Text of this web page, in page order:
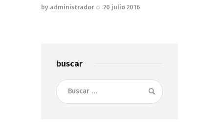
by administrador 20 julio 2016
buscar
Buscar: